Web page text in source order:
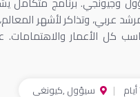
عربي، وتذاكر لأشهر
كل الأعمار والاهتمامات.
سيؤول ,كيونغي